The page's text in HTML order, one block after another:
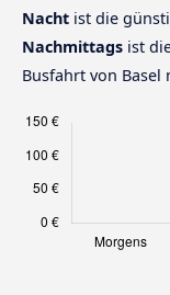
Nacht ist die
Nachmittags ist
Busfahrt von Basel